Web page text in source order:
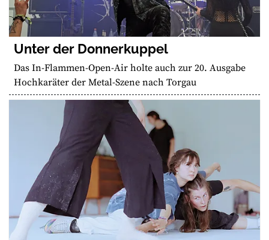
Unter der Donnerkuppel
Das In-Flammen-Open-Air holte auch zur 20. Ausgabe
Hochkaräter der Metal-Szene nach Torgau